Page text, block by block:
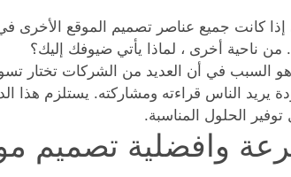
كانت جميع عناصر تصميم الموقع الأخرى
من ناحية أخرى ، لماذا يأتي ضيوفك إليك؟
السبب في أن العديد من الشركات تختار
يريد الناس قراءته ومشاركته. يستلزم هذا
توفير الحلول المناسبة.
وافضلية تصميم